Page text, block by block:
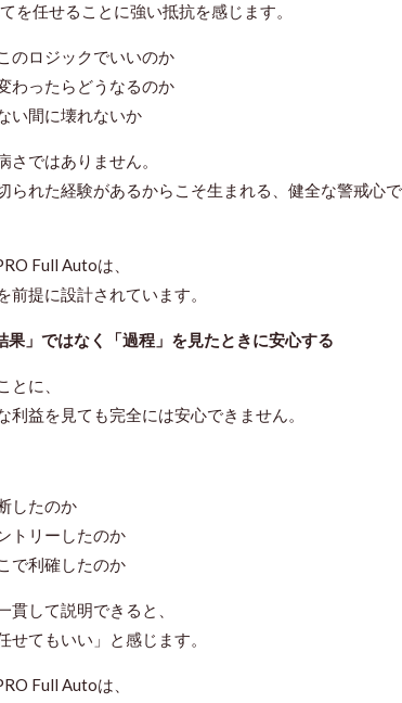
を任せることに強い抵抗を感じます。
のロジックでいいのか
わったらどうなるのか
い間に壊れないか
さではありません。
られた経験があるからこそ生まれる、健全な警戒心で
Full Autoは、
前提に設計されています。
果」ではなく「過程」を見たときに安心する
とに、
利益を見ても完全には安心できません。
したのか
トリーしたのか
で利確したのか
貫して説明できると、
せてもいい」と感じます。
Full Autoは、